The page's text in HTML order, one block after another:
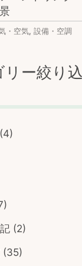
・空気, 設備・空調
ー絞り
(4)
(2)
(35)